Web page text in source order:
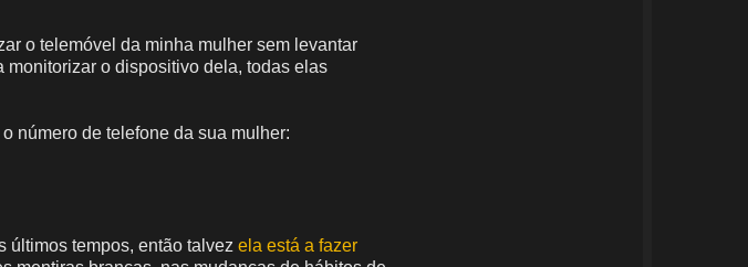
o telemóvel da minha mulher sem levantar
o dispositivo dela, todas elas
número de telefone da sua mulher:
últimos tempos, então talvez ela está a fazer